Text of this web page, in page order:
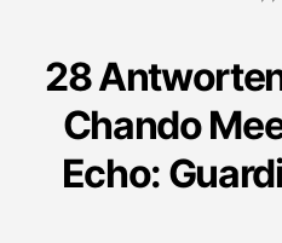
28
Chando
Echo: